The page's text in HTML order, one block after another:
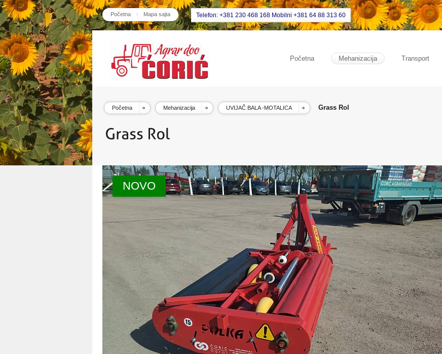
Početna Mapa sajta Telefon: +381 230 468 168 Mobilni +381 64 88 313 60
Početna Mehanizacija Transport
Početna Mehanizacija UVIJAČ BALA -MOTALICA Grass Rol
NOVO